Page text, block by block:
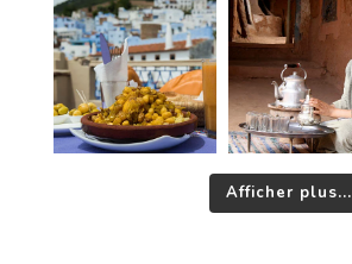
Afficher plus...